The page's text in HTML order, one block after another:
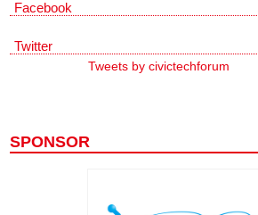
Facebook
Twitter
Tweets by civictechforum
SPONSOR